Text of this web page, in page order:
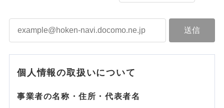
個人情報の取扱いについて
事業者の名称・住所・代表者名